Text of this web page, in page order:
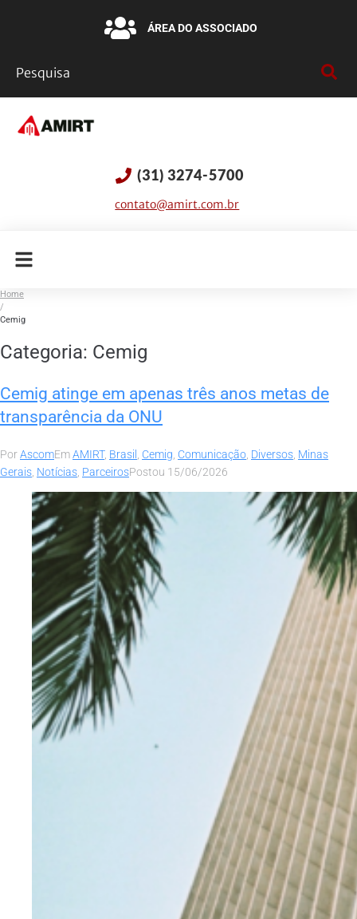
ÁREA DO ASSOCIADO
(31) 3274-5700
contato@amirt.com.br
Home
/
Cemig
Categoria: Cemig
Cemig atinge em apenas três anos metas de
transparência da ONU
PorAscomEmAMIRT, Brasil , Cemig, Comunicação, Diversos, Minas
Gerais, Notícias, ParceirosPostou 15/06/2026